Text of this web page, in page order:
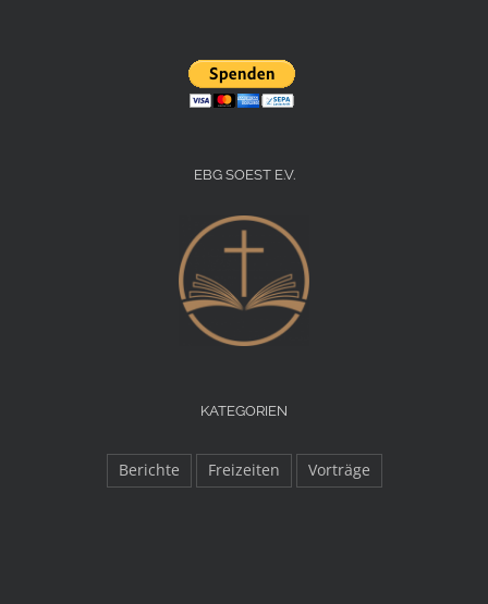
EBG SOEST E.V.
KATEGORIEN
Berichte Freizeiten Vorträge